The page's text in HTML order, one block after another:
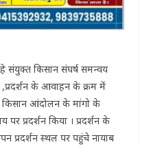
संयुक्त किसान संघर्ष समन्वय
के आवाहन के क्रम में
आंदोलन के मांगो के
पर प्रदर्शन किया । प्रदर्शन के
प्रदर्शन स्थल पर पहुंचे नायाब